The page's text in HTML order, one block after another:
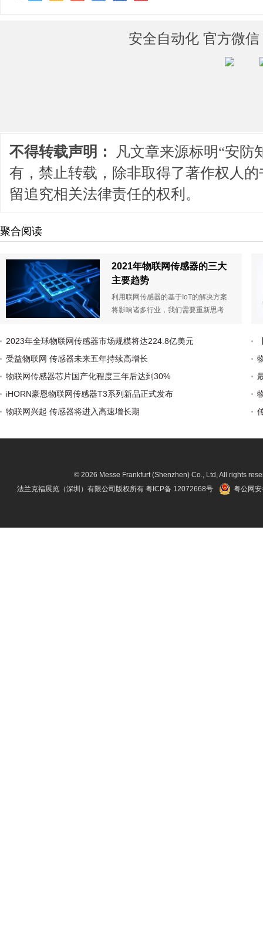
安全自动化 官方微
不得转载声明：
凡文章来源标明“安防
有，禁止转载，除非取得了著作权人
留追究相关法律责任的权利。
聚合阅读
2021年物联网传感器的三大
主要趋势
利用联网传感器的基于IoT的解决方案
将影响诸多行业，我们需要重新思考
功耗技术。
2023年全球物联网传感器市场规模将达224.8亿美元
受益物联网 传感器未来五年持续高增长
物联网传感器芯片国产化程度三年后达到30%
iHORN豪恩物联网传感器T3系列新品正式发布
物联网兴起 传感器将进入高速增长期
© 2026 Messe Frankfurt (Shenzhen) Co., Ltd, All rights
法兰克福展览（深圳）有限公司版权所有 粤ICP备 12072668号 粤公网